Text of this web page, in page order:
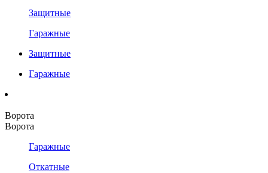
Защитные
Гаражные
Защитные
Гаражные
Ворота
Ворота
Гаражные
Откатные